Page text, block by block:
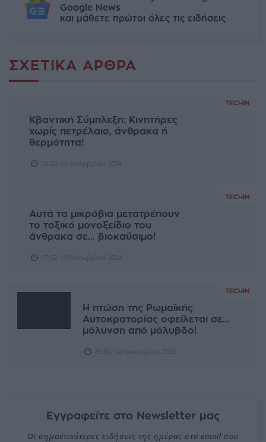
Google News
και μάθετε πρώτοι όλες τις ειδήσεις
ΣΧΕΤΙΚΆ ΆΡΘΡΑ
TECHIN
Κβαντική Σύμπλεξη: Κινητήρες
χωρίς πετρέλαιο, άνθρακα ή
θερμότητα!
TECHIN
Αυτά τα μικρόβια μετατρέπουν
το τοξικό μονοξείδιο του
άνθρακα σε... βιοκαύσιμο!
TECHIN
Η πτώση της Ρωμαϊκής
Αυτοκρατορίας οφείλεται σε...
μόλυνση από μόλυβδο!
Εγγραφείτε στο Newsletter μας
Οι σημαντικότερες ειδήσεις της ημέρας στο email σου